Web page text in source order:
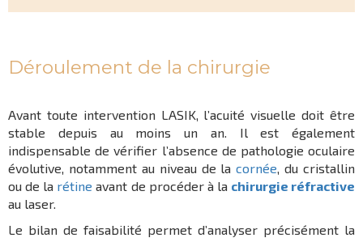
Déroulement de la chirurgie
Avant toute intervention LASIK, l’acuité visuelle doit être
stable depuis au moins un an. Il est également
indispensable de vérifier l’absence de pathologie oculaire
évolutive, notamment au niveau de lacornée, du cristallin
ou de la rétine avant de procéder à la chirurgie réfractive
au laser.
Le bilan de faisabilité permet d’analyser précisément la